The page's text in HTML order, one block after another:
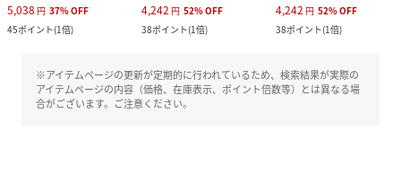
5,038 円 37%OFF
45ポイント(1倍)
4,242 円 52%OFF
38ポイント(1倍)
4,242 円 52%OFF
38ポイント(1倍)
※アイテムページの更新が定期的に行われているため、検索結果が実際の
アイテムページの内容（価格、在庫表示、ポイント倍数等）とは異なる場
合がございます。ご注意ください。